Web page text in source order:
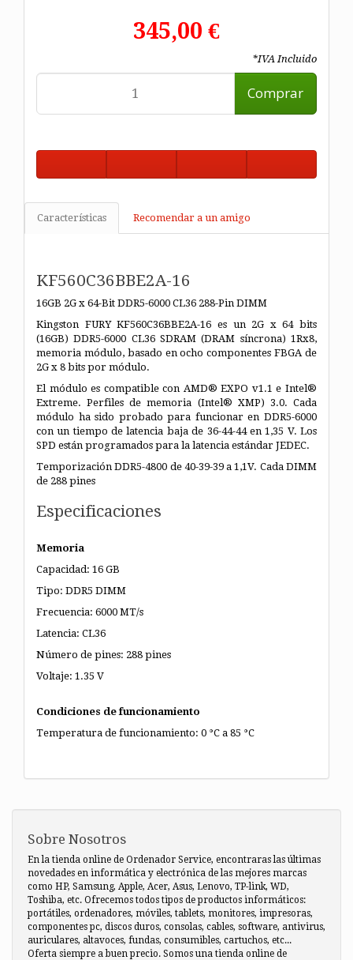
345,00 €
*IVA Incluido
Comprar
Características Recomendar a un amigo
KF560C36BBE2A-16
16GB 2G x 64-Bit DDR5-6000 CL36 288-Pin DIMM
Kingston FURY KF560C36BBE2A-16 es un 2G x 64 bits
(16GB)DDR5-6000 CL36 SDRAM (DRAM síncrona) 1Rx8,
memoria módulo, basado en ocho componentes FBGA de
2G x 8 bits por módulo.
El módulo es compatible con AMD® EXPO v1.1 e Intel®
Extreme.Perfiles de memoria (Intel® XMP) 3.0. Cada
módulo ha sido probado para funcionar en DDR5-6000
con un tiempo de latencia baja de 36-44-44 en1,35 V. Los
SPD están programados para la latencia estándar JEDEC.
Temporización DDR5-4800 de 40-39-39 a 1,1V. Cada DIMM
de 288 pines
Especificaciones
Memoria
Capacidad: 16 GB
Tipo: DDR5 DIMM
Frecuencia: 6000 MT/s
Latencia: CL36
Número de pines: 288 pines
Voltaje: 1.35 V
Condiciones de funcionamiento
Temperatura de funcionamiento: 0 °C a 85 °C
Sobre Nosotros
En la tienda online de Ordenador Service, encontraras las últimas
novedades en informática y electrónica de las mejores marcas
como HP, Samsung, Apple, Acer, Asus, Lenovo, TP-link, WD,
Toshiba, etc. Ofrecemos todos tipos de productos informáticos:
portátiles, ordenadores, móviles, tablets, monitores, impresoras,
componentes pc, discos duros, consolas, cables, software, antivirus,
auriculares, altavoces, fundas, consumibles, cartuchos, etc...
Oferta siempre a buen precio. Somos una tienda online de